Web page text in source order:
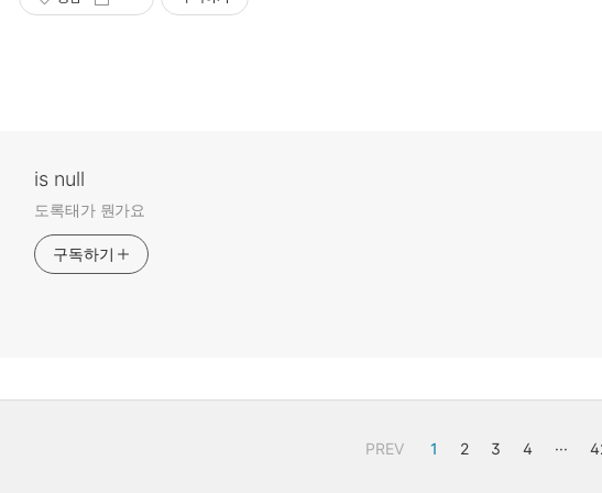
is null
도록태가 뭔가요
구독하기
PREV 1 2 3 4 ···